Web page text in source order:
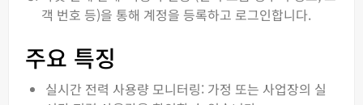
객 번호 등)을 통해 계정을 등록하고 로그인합니다.
주요 특징
실시간 전력 사용량 모니터링: 가정 또는 사업장의 실